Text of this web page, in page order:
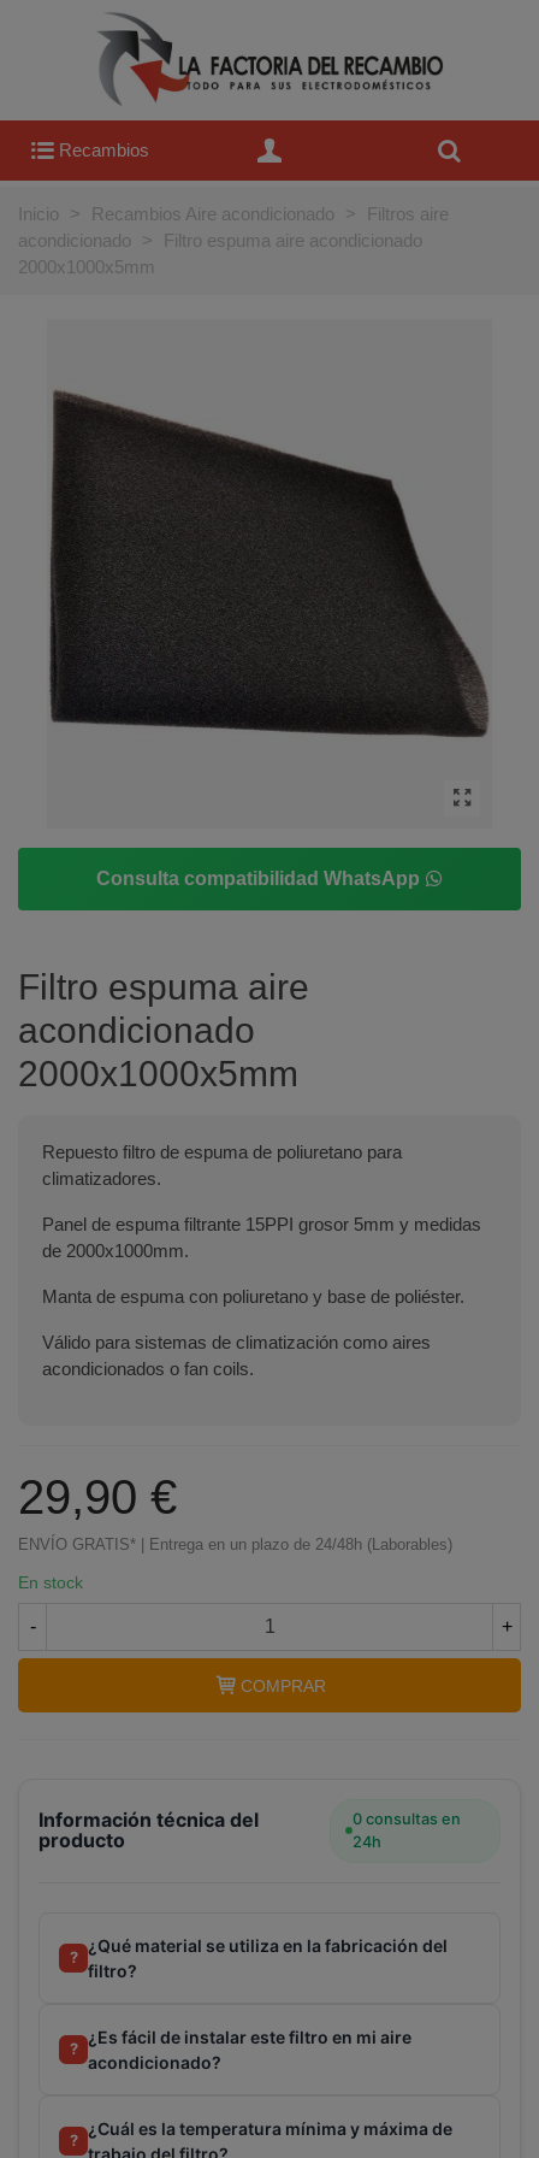
Recambios
Inicio > Recambios Aire acondicionado >
Filtros aire
acondicionado
>
Filtro espuma aire acondicionado
2000x1000x5mm
Consulta compatibilidad WhatsApp
Filtro espuma aire
acondicionado
2000x1000x5mm
Repuesto filtro de espuma de poliuretano para
climatizadores.
Panel de espuma filtrante 15PPI grosor 5mm y medidas
de 2000x1000mm.
Manta de espuma con poliuretano y base de poliéster.
Válido para sistemas de climatización como aires
acondicionados o fan coils.
29,90 €
ENVÍO GRATIS* | Entrega en un plazo de 24/48h (Laborables)
En stock
- +
COMPRAR
Información técnica del
producto
0 consultas en
24h
?
¿Qué material se utiliza en la fabricación del
filtro?
?
¿Es fácil de instalar este filtro en mi aire
acondicionado?
?
¿Cuál es la temperatura mínima y máxima de
trabajo del filtro?
espuma aire acondicionado 2000x1000x5mm